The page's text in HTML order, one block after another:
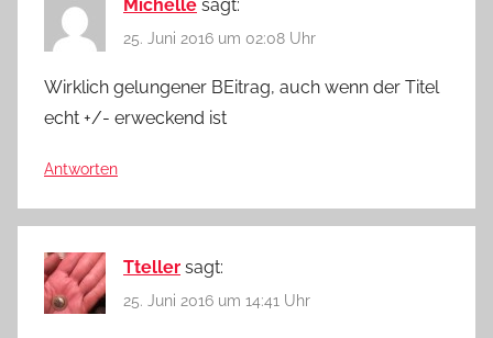
Michelle sagt:
25. Juni 2016 um 02:08 Uhr
Wirklich gelungener BEitrag, auch wenn der Titel
echt +/- erweckend ist
Antworten
Tteller sagt:
25. Juni 2016 um 14:41 Uhr